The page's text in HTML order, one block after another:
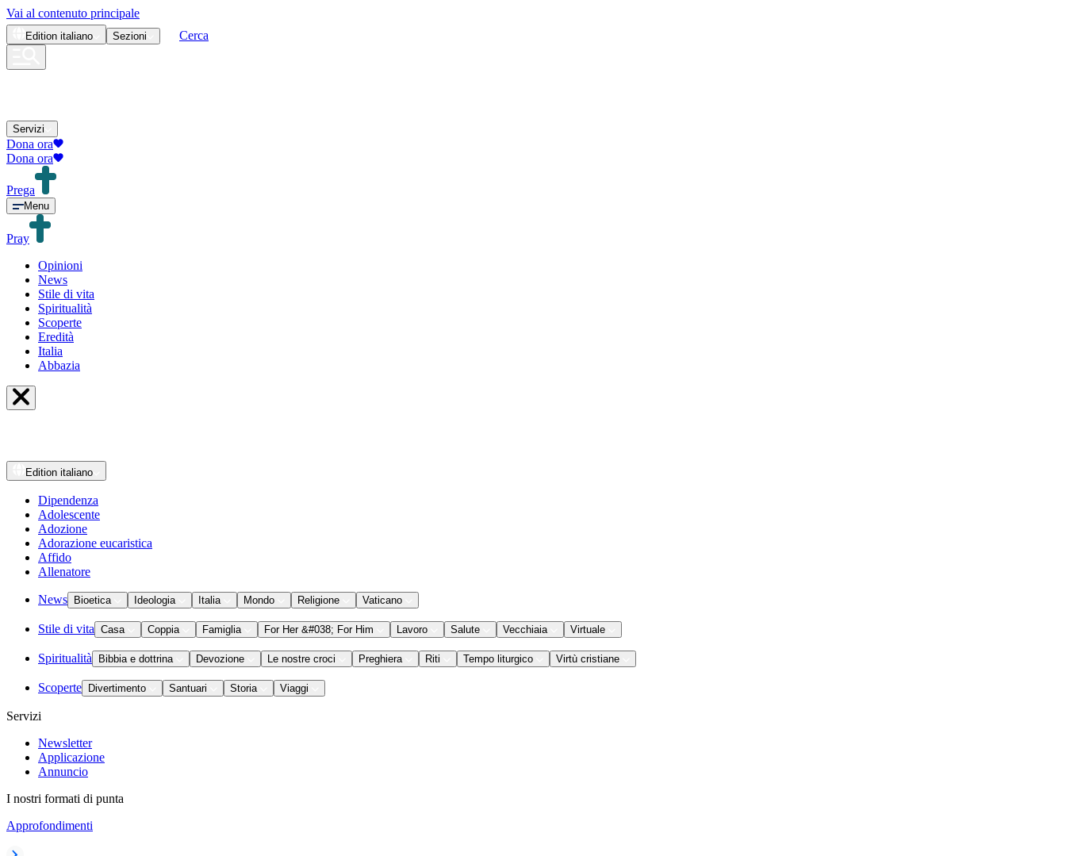
Vai al contenuto principale
Edition italiano Sezioni Cerca
Servizi
Dona ora
Dona ora
Prega
Menu
Pray
Opinioni
News
Stile di vita
Spiritualità
Scoperte
Eredità
Italia
Abbazia
Edition italiano
Dipendenza
Adolescente
Adozione
Adorazione eucaristica
Affido
Allenatore
News Bioetica Ideologia Italia Mondo Religione Vaticano
Stile di vita Casa Coppia Famiglia For Her &#038; For Him Lavoro Salute Vecchiaia Virtuale
Spiritualità Bibbia e dottrina Devozione Le nostre croci Preghiera Riti Tempo liturgico Virtù cristiane
Scoperte Divertimento Santuari Storia Viaggi
Servizi
Newsletter
Applicazione
Annuncio
I nostri formati di punta
Approfondimenti